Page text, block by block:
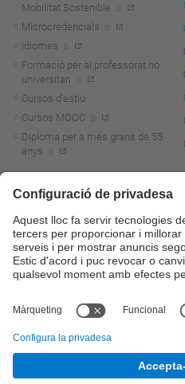
Mobilitat Sostenible
Microcredencials
Idiomes
Formació per al professorat no
universitari
Cursos d'estiu
Cursos MOOC
Diploma per a més grans de 55
anys
Actualitat R+D+I
La recerca a la UPC
La transferència, l'emprenedoria i
la innovació a la UPC
Foment i suport a la recerca
transferència, l'emprenedoria i la
Serveis per a empreses